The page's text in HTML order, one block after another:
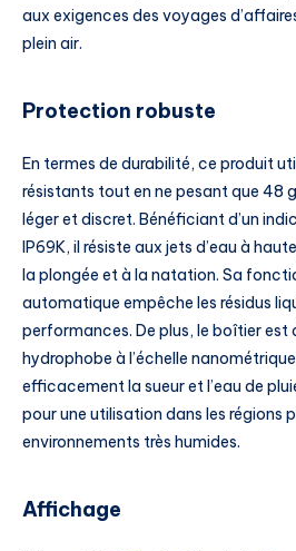
aux exigences des voyages
plein air.
Protection robuste
En termes de durabilité, ce produit
résistants tout en ne pesant que 48
léger et discret. Bénéficiant d’un
IP69K, il résiste aux jets d’eau à
la plongée et à la natation. Sa
automatique empêche les résidus
performances. De plus, le boîtier est
hydrophobe à l’échelle
efficacement la sueur et l’eau de
pour une utilisation dans les régions
environnements très humides.
Affichage